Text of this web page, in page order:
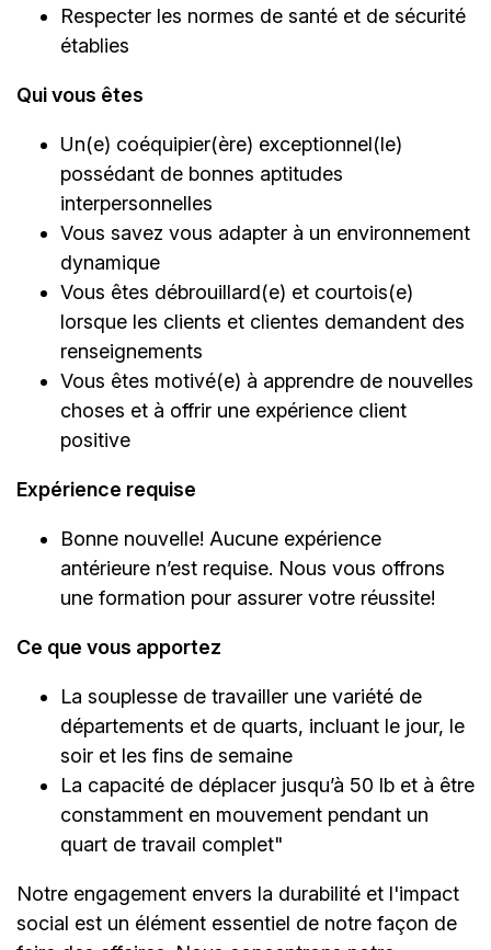
Respecter les normes de santé et de sécurité
établies
Qui vous êtes
Un(e) coéquipier(ère) exceptionnel(le)
possédant de bonnes aptitudes
interpersonnelles
Vous savez vous adapter à un environnement
dynamique
Vous êtes débrouillard(e) et courtois(e)
lorsque les clients et clientes demandent des
renseignements
Vous êtes motivé(e) à apprendre de nouvelles
choses et à offrir une expérience client
positive
Expérience requise
Bonne nouvelle! Aucune expérience
antérieure n’est requise. Nous vous offrons
une formation pour assurer votre réussite!
Ce que vous apportez
La souplesse de travailler une variété de
départements et de quarts, incluant le jour, le
soir et les fins de semaine
La capacité de déplacer jusqu’à 50 lb et à être
constamment en mouvement pendant un
quart de travail complet"
Notre engagement envers la durabilité et l'impact
social est un élément essentiel de notre façon de